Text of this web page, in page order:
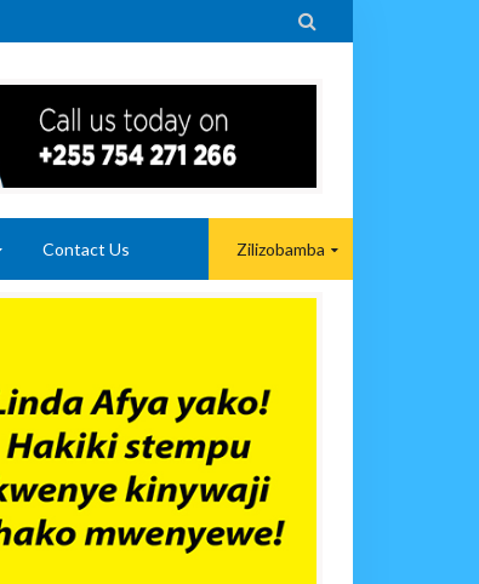

Contact Us Zilizobamba